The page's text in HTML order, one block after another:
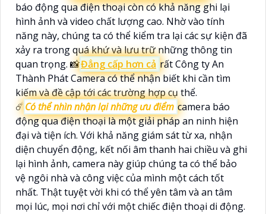
báo động qua điện thoại còn có khả năng ghi lại
hình ảnh và video chất lượng cao. Nhờ vào tính
năng này, chúng ta có thể kiểm tra lại các sự kiện đã
xảy ra trong quá khứ và lưu trữ những thông tin
quan trọng. 📸Đẳng cấp hơn cả rất Công ty An
Thành Phát Camera có thể nhận biết khi cần tìm
kiếm và đề cập tới các trường hợp cụ thể.
☄️Có thể nhìn nhận lại những ưu điểm camera báo
động qua điện thoại là một giải pháp an ninh hiện
đại và tiện ích. Với khả năng giám sát từ xa, nhận
diện chuyển động, kết nối âm thanh hai chiều và ghi
lại hình ảnh, camera này giúp chúng ta có thể bảo
vệ ngôi nhà và công việc của mình một cách tốt
nhất. Thật tuyệt vời khi có thể yên tâm và an tâm
mọi lúc, mọi nơi chỉ với một chiếc điện thoại di động.